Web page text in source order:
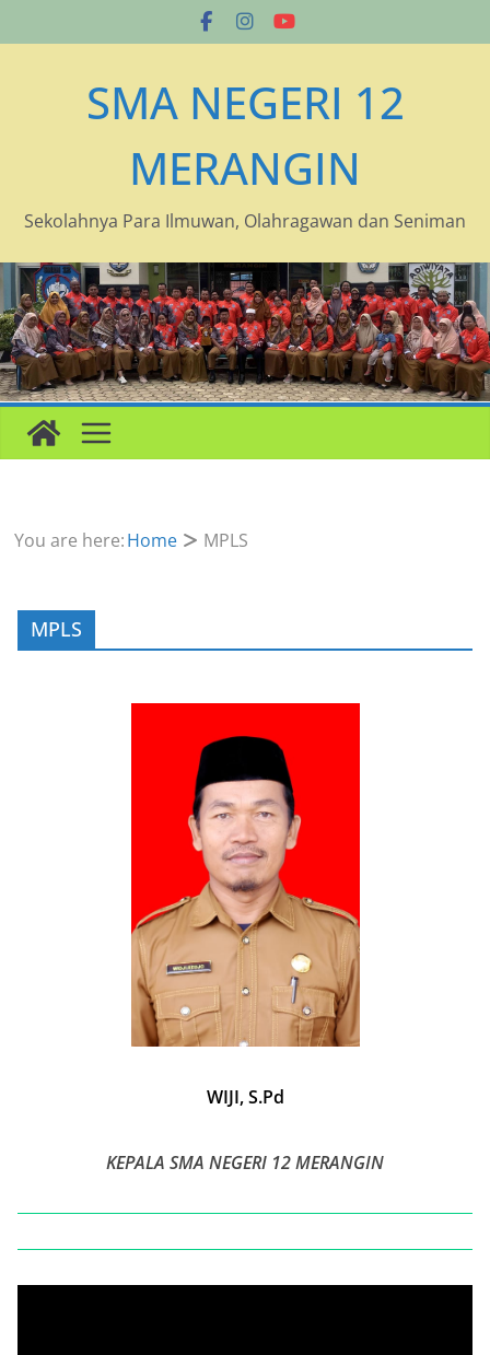
to
SMA NEGERI 12
MERANGIN
Sekolahnya Para Ilmuwan, Olahragawan dan Seniman
You are here:Home MPLS
MPLS
WIJI, S.Pd
KEPALA SMA NEGERI 12 MERANGIN